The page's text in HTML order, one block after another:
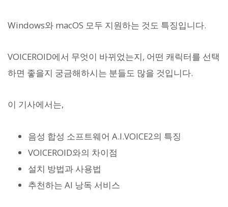
Windows와 macOS 모두 지원하는 것도 특징입니다.
VOICEROID에서 무엇이 바뀌었는지, 어떤 캐릭터를 선택
하면 좋을지 궁금해하시는 분들도 많을 것입니다.
이 기사에서는,
음성 합성 소프트웨어 A.I.VOICE2의 특징
VOICEROID와의 차이점
설치 방법과 사용법
추천하는 AI 낭독 서비스